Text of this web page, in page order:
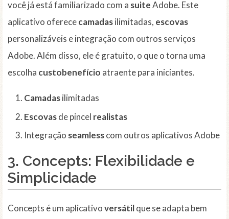
você já está familiarizado com a suiteAdobe. Este
aplicativo oferececamadasilimitadas, escovas
personalizáveis e integração com outros serviços
Adobe. Além disso, ele é gratuito, o que o torna uma
escolha custobenefício atraente para iniciantes.
Camadasilimitadas
Escovasde pincel realistas
Integração seamlesscom outros aplicativos Adobe
3. Concepts: Flexibilidade e
Simplicidade
Concepts é um aplicativoversátilque se adapta bem